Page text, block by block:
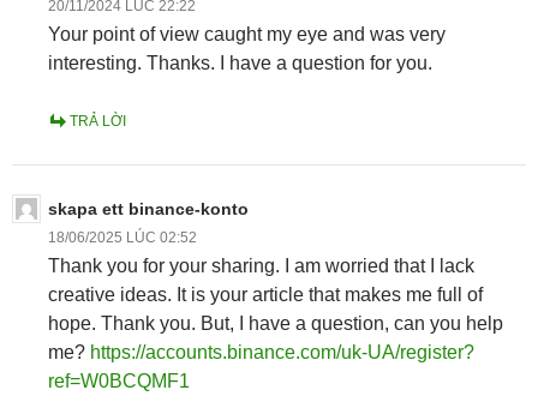
20/11/2024 LÚC 22:22
Your point of view caught my eye and was very
interesting. Thanks. I have a question for you.
TRẢ LỜI
skapa ett binance-konto
18/06/2025 LÚC 02:52
Thank you for your sharing. I am worried that I lack
creative ideas. It is your article that makes me full of
hope. Thank you. But, I have a question, can you help
me? https://accounts.binance.com/uk-UA/register?
ref=W0BCQMF1